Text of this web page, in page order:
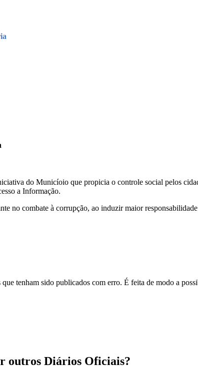
do Municíoio que propicia o controle social pelos
a Informação.
no combate à corrupção, ao induzir maior
tenham sido publicados com erro. É feita de modo a
outros Diários Oficiais?